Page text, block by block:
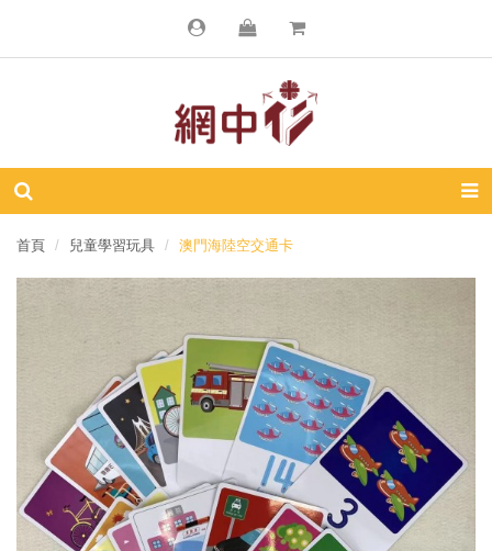
首頁 兒童學習玩具 澳門海陸空交通卡